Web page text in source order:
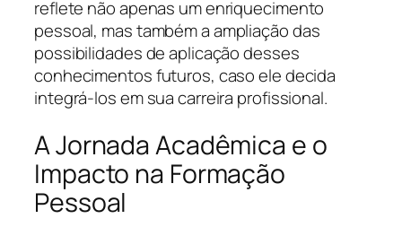
reflete não apenas um enriquecimento
pessoal, mas também a ampliação das
possibilidades de aplicação desses
conhecimentos futuros, caso ele decida
integrá-los em sua carreira profissional.
A Jornada Acadêmica e o
Impacto na Formação
Pessoal